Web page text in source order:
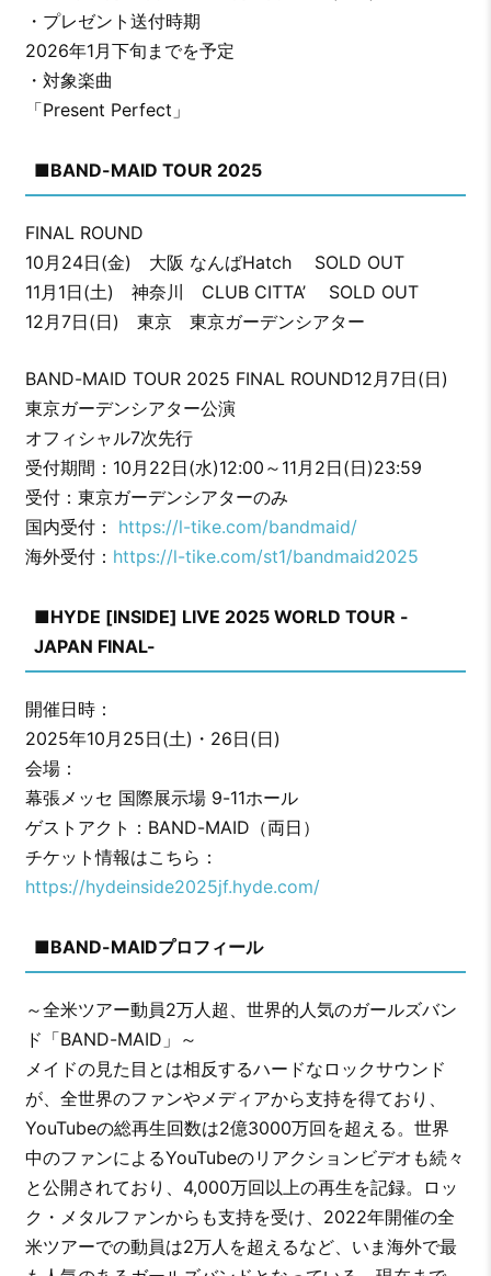
・プレゼント送付時期
2026年1月下旬までを予定
・対象楽曲
「Present Perfect」
■BAND-MAID TOUR 2025
FINAL ROUND
10月24日(金) 大阪 なんばHatch SOLD OUT
11月1日(土) 神奈川 CLUB CITTA’ SOLD OUT
12月7日(日) 東京 東京ガーデンシアター
BAND-MAID TOUR 2025 FINAL ROUND12月7日(日)
東京ガーデンシアター公演
オフィシャル7次先行
受付期間：10月22日(水)12:00～11月2日(日)23:59
受付：東京ガーデンシアターのみ
国内受付： https://l-tike.com/bandmaid/
海外受付： https://l-tike.com/st1/bandmaid2025
■HYDE [INSIDE] LIVE 2025 WORLD TOUR -
JAPAN FINAL-
開催日時：
2025年10月25日(土)・26日(日)
会場：
幕張メッセ 国際展示場 9-11ホール
ゲストアクト：BAND-MAID（両日）
チケット情報はこちら：
https://hydeinside2025jf.hyde.com/
■BAND-MAIDプロフィール
～全米ツアー動員2万人超、世界的人気のガールズバン
ド「BAND-MAID」～
メイドの見た目とは相反するハードなロックサウンド
が、全世界のファンやメディアから支持を得ており、
YouTubeの総再生回数は2億3000万回を超える。世界
中のファンによるYouTubeのリアクションビデオも続々
と公開されており、4,000万回以上の再生を記録。ロッ
ク・メタルファンからも支持を受け、2022年開催の全
米ツアーでの動員は2万人を超えるなど、いま海外で最